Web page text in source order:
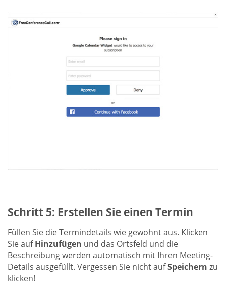
Schritt 5: Erstellen Sie einen Termin
Füllen Sie die Termindetails wie gewohnt aus. Klicken
Sie aufHinzufügen und das Ortsfeld und die
Beschreibung werden automatisch mit Ihren Meeting-
Details ausgefüllt. Vergessen Sie nicht aufSpeichern zu
klicken!